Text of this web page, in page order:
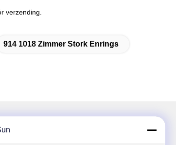
verzending.
914 1018 Zimmer Stork Enrings